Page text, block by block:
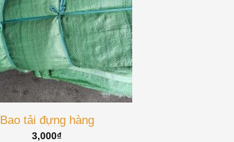
Bao tải đựng hàng
3,000₫